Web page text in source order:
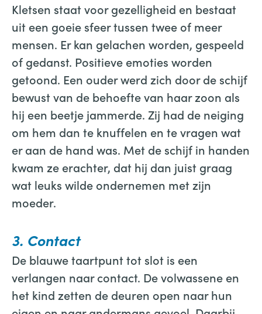
Kletsen staat voor gezelligheid en bestaat
uit een goeie sfeer tussen twee of meer
mensen. Er kan gelachen worden, gespeeld
of gedanst. Positieve emoties worden
getoond. Een ouder werd zich door de schijf
bewust van de behoefte van haar zoon als
hij een beetje jammerde. Zij had de neiging
om hem dan te knuffelen en te vragen wat
er aan de hand was. Met de schijf in handen
kwam ze erachter, dat hij dan juist graag
wat leuks wilde ondernemen met zijn
moeder.
3. Contact
De blauwe taartpunt tot slot is een
verlangen naar contact. De volwassene en
het kind zetten de deuren open naar hun